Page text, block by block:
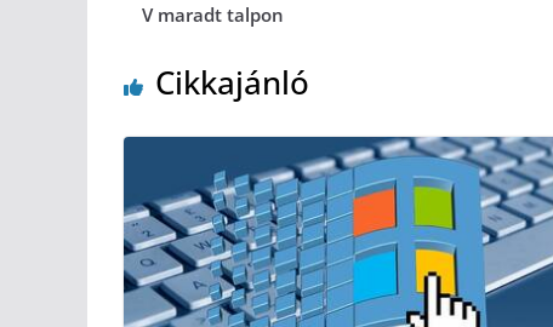
V maradt talpon
Cikkajánló